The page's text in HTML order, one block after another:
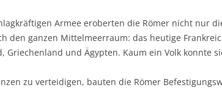
Armee eroberten die Römer nicht nur
den ganzen Mittelmeerraum: das heutige
Griechenland und Ägypten. Kaum ein Volk konnte
zu verteidigen, bauten die Römer